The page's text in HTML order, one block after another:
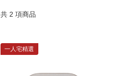
共 2 項商品
一人宅精選